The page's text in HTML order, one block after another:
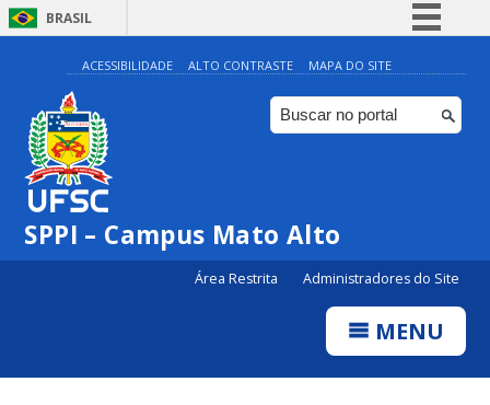
BRASIL
Simplifique!
Comunica BR
Participe
Canais
ACESSIBILIDADE ALTO CONTRASTE MAPA DO SITE
SPPI – Campus Mato Alto
Área Restrita Administradores do Site
MENU